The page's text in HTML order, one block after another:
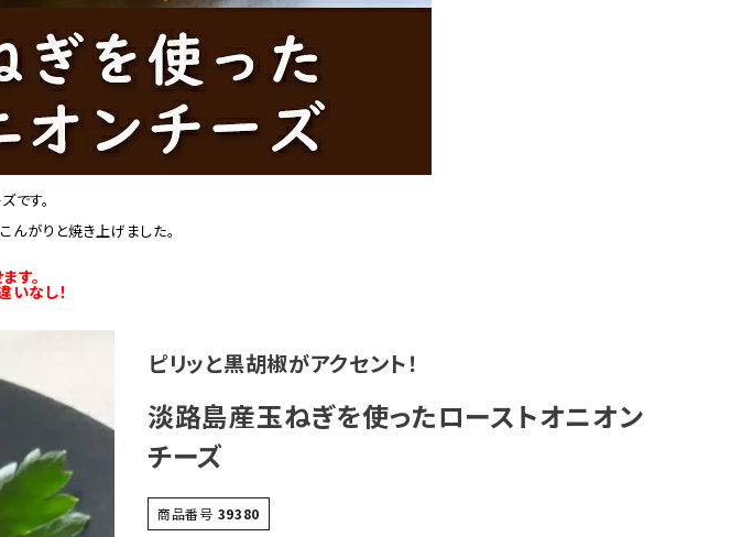
です。
んがりと焼き上げました。
す。
なし！
ピリッと黒胡椒がアクセント！
淡路島産玉ねぎを使ったローストオニオン
チーズ
商品番号 39380